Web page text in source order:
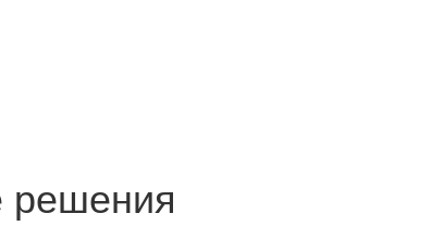
решения